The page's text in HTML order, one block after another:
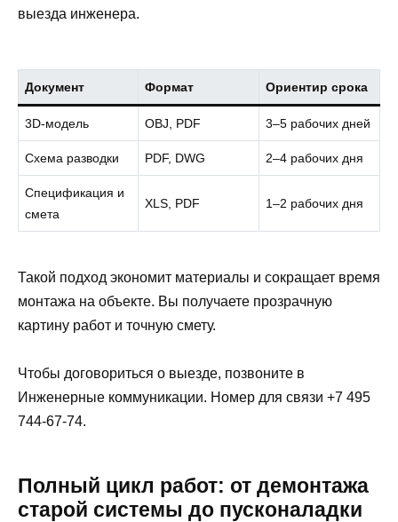
выезда инженера.
Документ Формат Ориентир срока
3D-модель OBJ, PDF 3–5 рабочих дней
Схема разводки PDF, DWG 2–4 рабочих дня
Спецификация и
смета
XLS, PDF 1–2 рабочих дня
Такой подход экономит материалы и сокращает время
монтажа на объекте. Вы получаете прозрачную
картину работ и точную смету.
Чтобы договориться о выезде, позвоните в
Инженерные коммуникации. Номер для связи +7 495
744-67-74.
Полный цикл работ: от демонтажа
старой системы до пусконаладки